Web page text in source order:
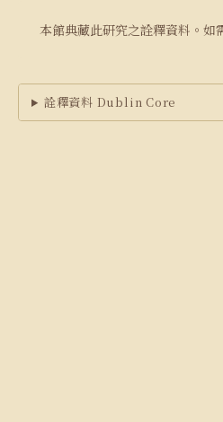
本館典藏此研究之詮釋資料。如
詮釋資料 Dublin Core